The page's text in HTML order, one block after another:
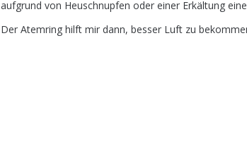
aufgrund von Heuschnupfen oder einer Erkältung
Der Atemring hilft mir dann, besser Luft zu